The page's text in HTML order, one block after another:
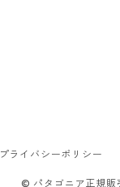
プライバシーポリシー
© パタゴニア正規販